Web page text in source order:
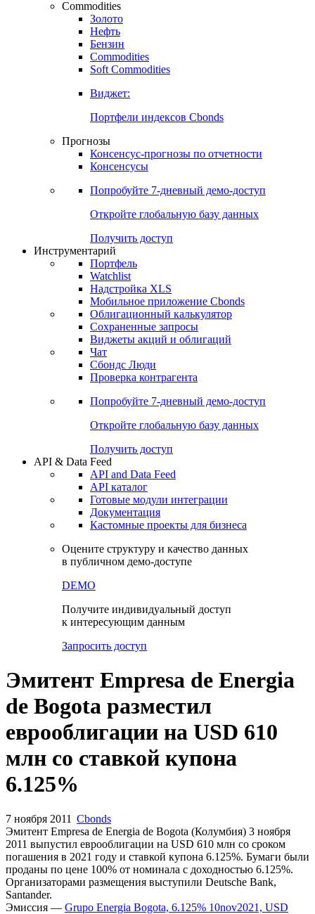
Commodities
Золото
Нефть
Бензин
Commodities
Soft Commodities
Виджет:
Портфели индексов Cbonds
Прогнозы
Консенсус-прогнозы по отчетности
Консенсусы
Попробуйте 7-дневный демо-доступ
Откройте глобальную базу данных
Получить доступ
Инструментарий
Портфель
Watchlist
Надстройка XLS
Мобильное приложение Cbonds
Облигационный калькулятор
Сохраненные запросы
Виджеты акций и облигаций
Чат
Сбондс Люди
Проверка контрагента
Попробуйте 7-дневный демо-доступ
Откройте глобальную базу данных
Получить доступ
API & Data Feed
API and Data Feed
API каталог
Готовые модули интеграции
Документация
Кастомные проекты для бизнеса
Оцените структуру и качество данных
в публичном демо-доступе
DEMO
Получите индивидуальный доступ
к интересующим данным
Запросить доступ
Эмитент Empresa de Energia
de Bogota разместил
еврооблигации на USD 610
млн со ставкой купона
6.125%
7 ноября 2011 Cbonds
Эмитент Empresa de Energia de Bogota (Колумбия) 3 ноября
2011 выпустил еврооблигации на USD 610 млн со сроком
погашения в 2021 году и ставкой купона 6.125%. Бумаги были
проданы по цене 100% от номинала с доходностью 6.125%.
Организаторами размещения выступили Deutsche Bank,
Santander.
Эмиссия — Grupo Energia Bogota, 6.125% 10nov2021, USD